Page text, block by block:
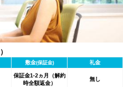
敷金(保証金) 礼金
保証金1-2ヵ月（解約
時全額返金）
無し